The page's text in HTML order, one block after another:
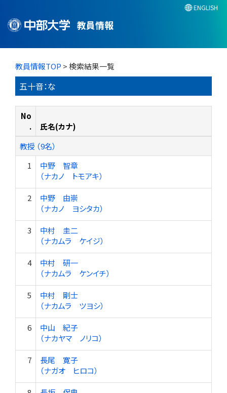
教員情報
ENGLISH
教員情報TOP > 検索結果一覧
五十音：な
No
.
氏名(カナ)
教授 （9名）
1
中野 智章
（ナカノ トモアキ）
2
中野 由崇
（ナカノ ヨシタカ）
3
中村 圭二
（ナカムラ ケイジ）
4
中村 研一
（ナカムラ ケンイチ）
5
中村 剛士
（ナカムラ ツヨシ）
6
中山 紀子
（ナカヤマ ノリコ）
7
長尾 寛子
（ナガオ ヒロコ）